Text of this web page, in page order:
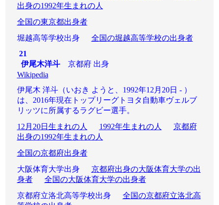
出身の1992年生まれの人
全国の東京都出身者
堀越高等学校出身 全国の堀越高等学校の出身者
21
伊尾木洋斗京都府 出身
Wikipedia
伊尾木 洋斗（いおき ようと、1992年12月20日 - ）
は、2016年現在トップリーグトヨタ自動車ヴェルブ
リッツに所属するラグビー選手。
12月20日生まれの人
1992年生まれの人
京都府
出身の1992年生まれの人
全国の京都府出身者
大阪体育大学出身 京都府出身の大阪体育大学の出
身者
全国の大阪体育大学の出身者
京都府立洛北高等学校出身 全国の京都府立洛北高